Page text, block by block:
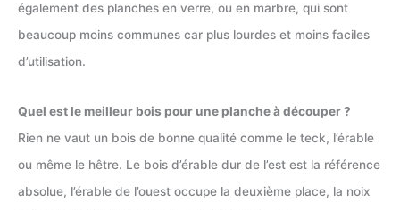
également des planches en verre, ou en marbre, qui sont
beaucoup moins communes car plus lourdes et moins faciles
d’utilisation.
Quel est le meilleur bois pour une planche à découper ?
Rien ne vaut un bois de bonne qualité comme le teck, l’érable
ou même le hêtre. Le bois d’érable dur de l’est est la référence
absolue, l’érable de l’ouest occupe la deuxième place, la noix